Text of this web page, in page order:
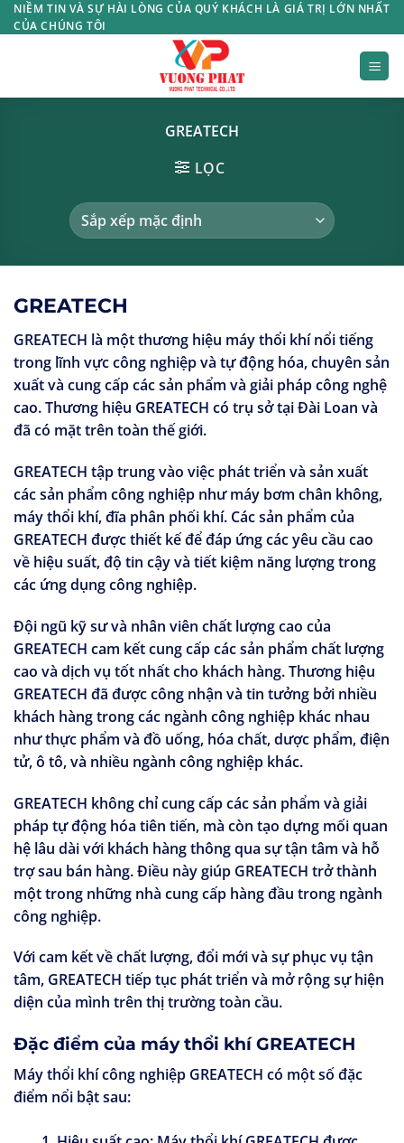
Bỏ
qua
NIỀM TIN VÀ SỰ HÀI LÒNG CỦA QUÝ KHÁCH LÀ GIÁ TRỊ LỚN NHẤT
CỦA CHÚNG TÔI
GREATECH
LỌC
GREATECH
GREATECH là một thương hiệu máy thổi khí nổi tiếng
trong lĩnh vực công nghiệp và tự động hóa, chuyên sản
xuất và cung cấp các sản phẩm và giải pháp công nghệ
cao. Thương hiệu GREATECH có trụ sở tại Đài Loan và
đã có mặt trên toàn thế giới.
GREATECH tập trung vào việc phát triển và sản xuất
các sản phẩm công nghiệp như máy bơm chân không,
máy thổi khí, đĩa phân phối khí. Các sản phẩm của
GREATECH được thiết kế để đáp ứng các yêu cầu cao
về hiệu suất, độ tin cậy và tiết kiệm năng lượng trong
các ứng dụng công nghiệp.
Đội ngũ kỹ sư và nhân viên chất lượng cao của
GREATECH cam kết cung cấp các sản phẩm chất lượng
cao và dịch vụ tốt nhất cho khách hàng. Thương hiệu
GREATECH đã được công nhận và tin tưởng bởi nhiều
khách hàng trong các ngành công nghiệp khác nhau
như thực phẩm và đồ uống, hóa chất, dược phẩm, điện
tử, ô tô, và nhiều ngành công nghiệp khác.
GREATECH không chỉ cung cấp các sản phẩm và giải
pháp tự động hóa tiên tiến, mà còn tạo dựng mối quan
hệ lâu dài với khách hàng thông qua sự tận tâm và hỗ
trợ sau bán hàng. Điều này giúp GREATECH trở thành
một trong những nhà cung cấp hàng đầu trong ngành
công nghiệp.
Với cam kết về chất lượng, đổi mới và sự phục vụ tận
tâm, GREATECH tiếp tục phát triển và mở rộng sự hiện
diện của mình trên thị trường toàn cầu.
Đặc điểm của máy thổi khí GREATECH
Máy thổi khí công nghiệp GREATECH có một số đặc
điểm nổi bật sau: